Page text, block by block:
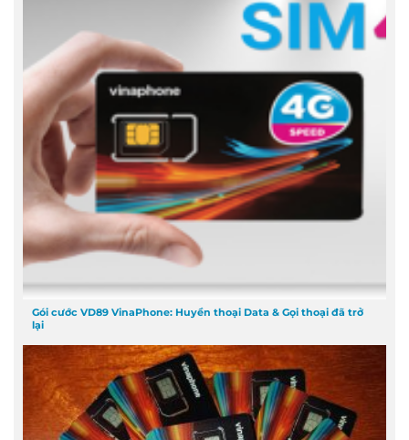
Gói cước VD89 VinaPhone: Huyền thoại Data & Gọi thoại đã trở
lại